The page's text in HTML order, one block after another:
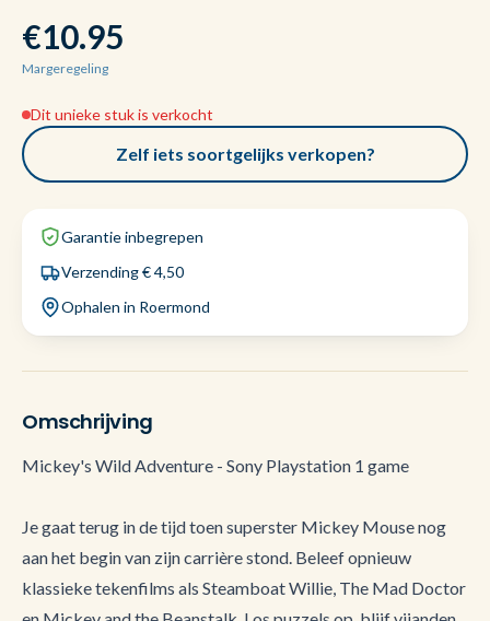
€10.95
Margeregeling
Dit unieke stuk is verkocht
Zelf iets soortgelijks verkopen?
Garantie inbegrepen
Verzending € 4,50
Ophalen in Roermond
Omschrijving
Mickey's Wild Adventure - Sony Playstation 1 game
Je gaat terug in de tijd toen superster Mickey Mouse nog
aan het begin van zijn carrière stond. Beleef opnieuw
klassieke tekenfilms als Steamboat Willie, The Mad Doctor